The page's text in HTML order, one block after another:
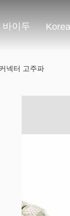
바이두
넥터 고주파